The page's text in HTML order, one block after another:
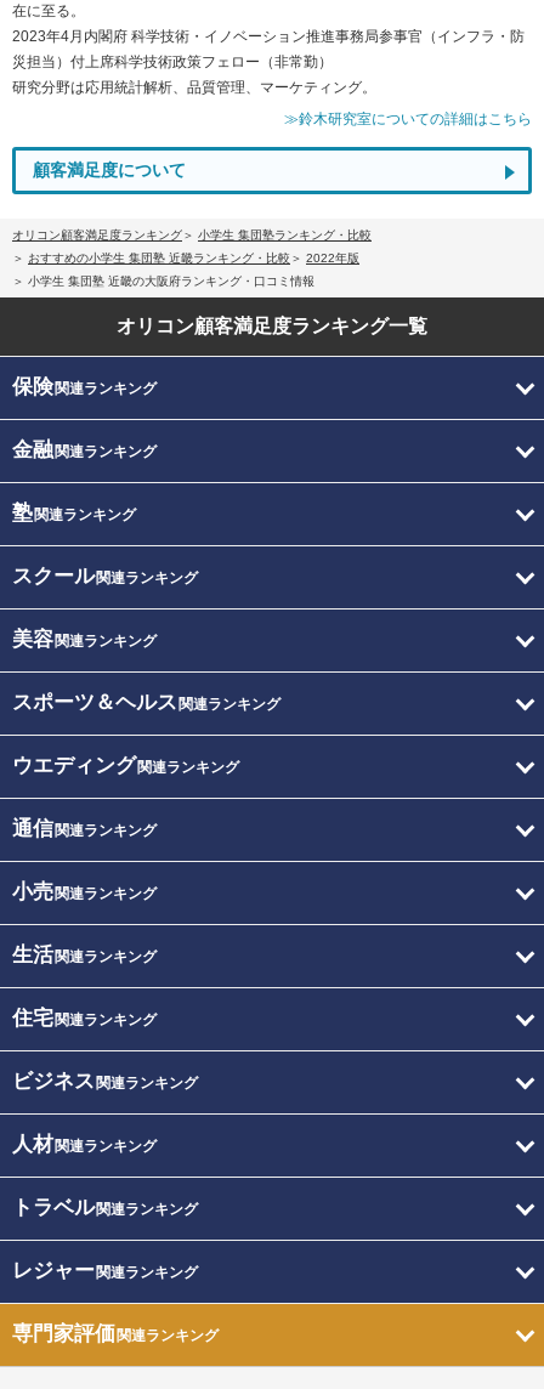
在に至る。
2023年4月内閣府 科学技術・イノベーション推進事務局参事官（インフラ・防
災担当）付上席科学技術政策フェロー（非常勤）
研究分野は応用統計解析、品質管理、マーケティング。
≫鈴木研究室についての詳細はこちら
顧客満足度について
オリコン顧客満足度ランキング
小学生 集団塾ランキング・比較
おすすめの小学生 集団塾 近畿ランキング・比較
2022年版
小学生 集団塾 近畿の大阪府ランキング・口コミ情報
オリコン顧客満足度ランキング一覧
保険関連ランキング
金融関連ランキング
塾関連ランキング
スクール関連ランキング
美容関連ランキング
スポーツ＆ヘルス 関連ランキング
ウエディング関連ランキング
通信関連ランキング
小売関連ランキング
生活関連ランキング
住宅関連ランキング
ビジネス 関連ランキング
人材関連ランキング
トラベル関連ランキング
レジャー関連ランキング
専門家評価関連ランキング